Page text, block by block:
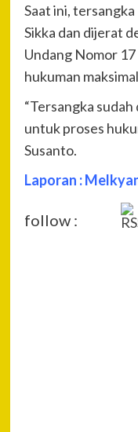
Saat ini,
Sikka dan dijerat
Undang Nomor
hukuman
“Tersangka
untuk proses
Susanto.
Laporan :
follow :